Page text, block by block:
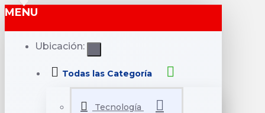
MENU
Ubicación:
Todas las Categoría
Tecnología